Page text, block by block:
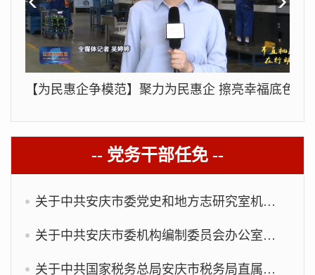
【为民惠企争模范】聚力为民惠企 擦亮幸福底色
-- 党务干部任免 --
关于中共安庆市委党史和地方志研究室机关委员会的党务干部任免
关于中共安庆市委机构编制委员会办公室机关总支部委员会的党务干部任免
关于中共国家税务总局安庆市税务局直属机关委员会的党务干部任免